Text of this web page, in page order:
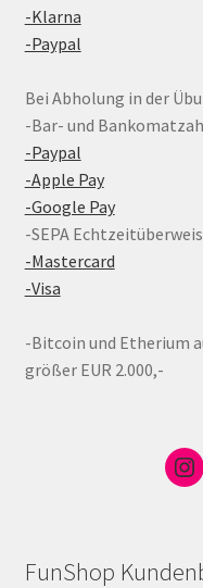
-Klarna
-Paypal
Bei Abholung in der
-Bar- und
-Paypal
-Apple Pay
-Google Pay
-SEPA
-Mastercard
-Visa
-Bitcoin und Etherium
größer EUR 2.000,-
FunShop